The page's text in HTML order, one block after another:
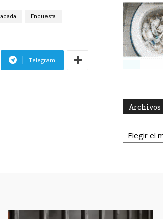
Encuesta
Telegram
Archivos
Archivos